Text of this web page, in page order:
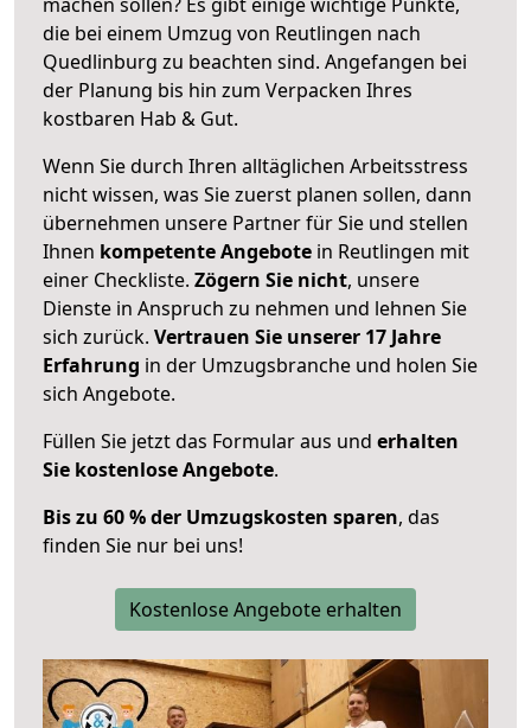
die bei einem Umzug von Reutlingen nach
Quedlinburg zu beachten sind. Angefangen bei
der Planung bis hin zum Verpacken Ihres
kostbaren Hab & Gut.
Wenn Sie durch Ihren alltäglichen Arbeitsstress
nicht wissen, was Sie zuerst planen sollen, dann
übernehmen unsere Partner für Sie und stellen
Ihnen kompetente Angebote in Reutlingen mit
einer Checkliste. Zögern Sie nicht, unsere
Dienste in Anspruch zu nehmen und lehnen Sie
sich zurück. Vertrauen Sie unserer 17 Jahre
Erfahrung in der Umzugsbranche und holen Sie
sich Angebote.
Füllen Sie jetzt das Formular aus und erhalten
Sie kostenlose Angebote.
Bis zu 60 % der Umzugskosten sparen, das
finden Sie nur bei uns!
Kostenlose Angebote erhalten